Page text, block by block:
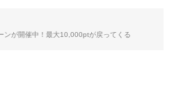
ンが開催中！最大10,000ptが戻ってくる